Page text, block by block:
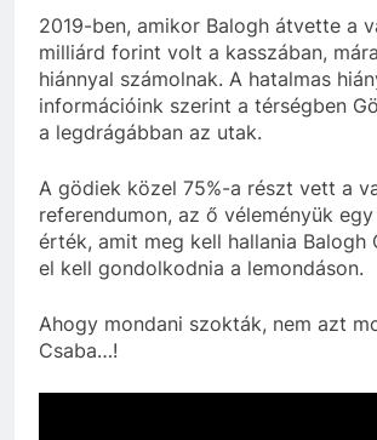
2019-ben, amikor Balogh átvette a
milliárd forint volt a kasszában,
hiánnyal számolnak. A hatalmas
információink szerint a térségben
a legdrágábban az utak.
A gödiek közel 75%-a részt vett a
referendumon, az ő véleményük
érték, amit meg kell hallania Balogh
el kell gondolkodnia a lemondáson.
Ahogy mondani szokták, nem azt
Csaba…!